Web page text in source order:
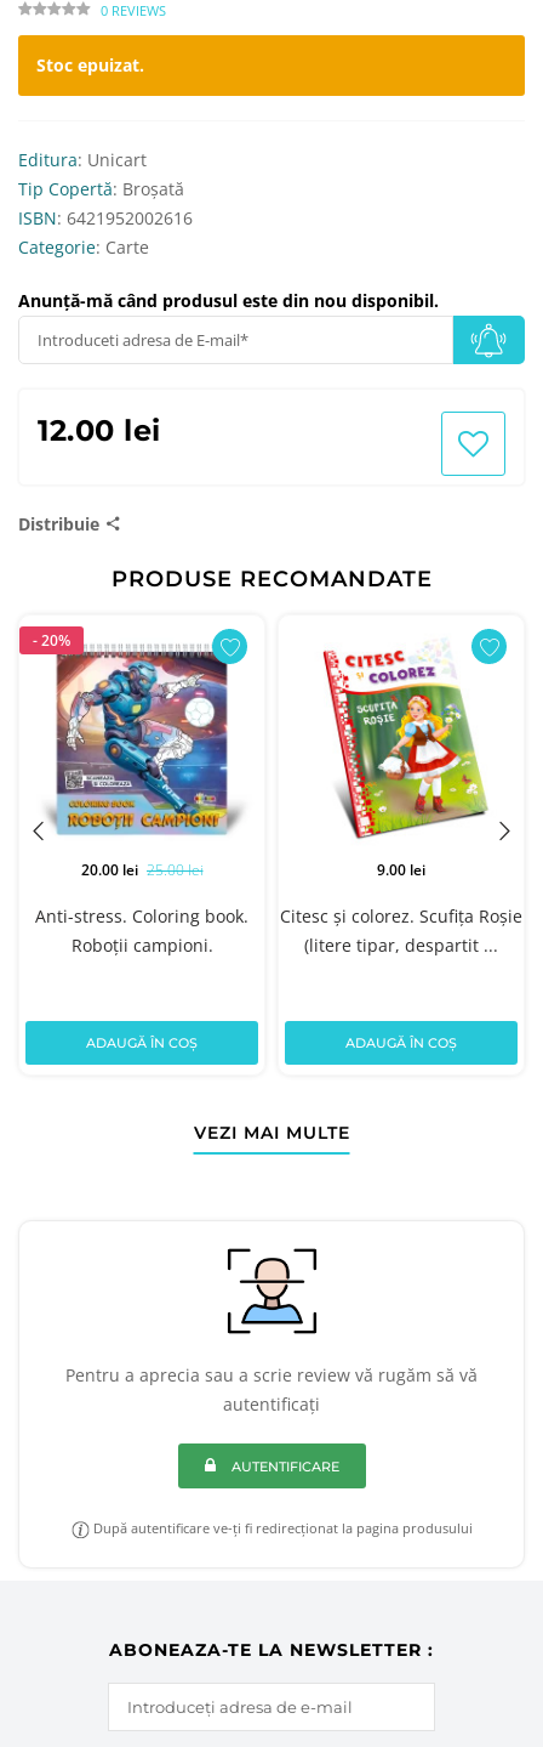
0 REVIEWS
Stoc epuizat.
Editura: Unicart
Tip Copertă: Broșată
ISBN: 6421952002616
Categorie: Carte
Anunță-mă când produsul este din nou disponibil.
12.00 lei
Distribuie
PRODUSE RECOMANDATE
- 20%
Anti-stress. Coloring book.
Roboţii campioni.
20.00 lei 25.00 lei
ADAUGĂ ÎN COȘ
Citesc și colorez. Scufița Roșie
(litere tipar, despartit ...
9.00 lei
ADAUGĂ ÎN COȘ
VEZI MAI MULTE
Pentru a aprecia sau a scrie review vă rugăm să vă
autentificați
AUTENTIFICARE
După autentificare ve-ți fi redirecționat la pagina produsului
ABONEAZA-TE LA NEWSLETTER :